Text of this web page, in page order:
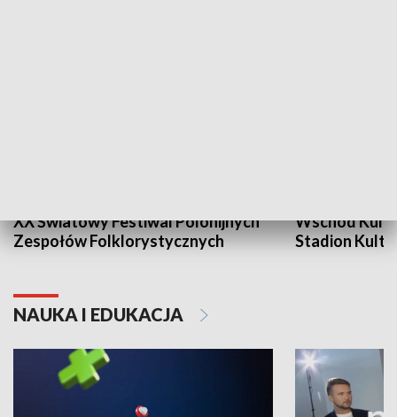
XX Światowy Festiwal Polonijnych
Zespołów Folklorystycznych
Wschód
Stadion
NAUKA I EDUKACJA